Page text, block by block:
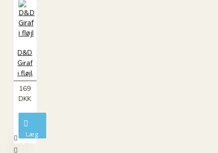
kurv
D&D
Giraf
i fløjl
169
DKK
Læg
i